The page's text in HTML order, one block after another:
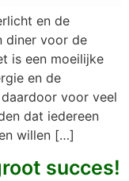
en de
diner voor de
is een moeilijke
en de
voor veel
dat iedereen
willen […]
succes!